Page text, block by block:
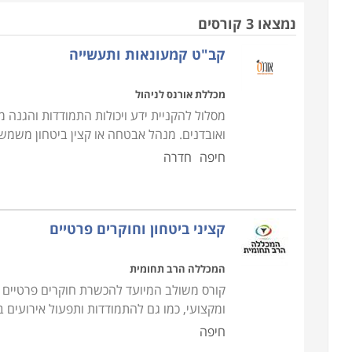
בתחום זה .
חשוב להבין כי אבטחה אינה רק ללבוש מדים,
ומגוונים בתחום אליהם המאבטח צריך להיות
מקצועי נתונה לדברים שונים לחלוטין מאשר האדם
מנת לזהות ולהגיב בהתאם לאיום ביטחוני
לצייר לעצמו תמונה כללית של הקורה סביבו,
מקומות ומצבים הנושאים פוטנציאל לחריגה, היא
יכולת זו כמו גם יכולות נוספות, נלמדות
למתחילים מיועד בעיקר לעובדים בעבודות
באחזקה ושימוש בנשק, ירי במגוון מצבים, יום,
טכניקות מתקדמות, פיתוח ראייה מערכתית, ניתוח
למי מתאים הקורס
נמצאו 3 קורסים
קב"ט קמעונאות ותעשייה
מכללת אורנס לניהול
מסלול להקניית ידע ויכולות התמודדות
ואובדנים. מנהל אבטחה או קצין ביטחון
חיפה חדרה
קציני ביטחון וחוקרים פרטיים
המכללה הרב תחומית
קורס משולב המיועד להכשרת חוקרים פרטיים
ומקצועי, כמו גם להתמודדות ותפעול
חיפה